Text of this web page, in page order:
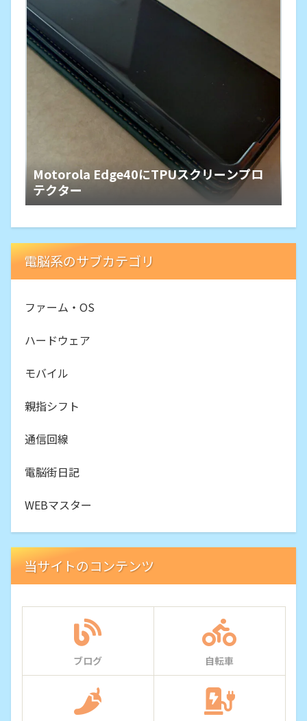
Motorola Edge40にTPUスクリーンプロ
テクター
電脳系のサブカテゴリ
ファーム・OS
ハードウェア
モバイル
親指シフト
通信回線
電脳街日記
WEBマスター
当サイトのコンテンツ
ブログ 自転車